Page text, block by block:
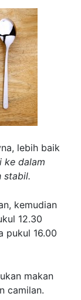
lebih baik
ke dalam
stabil.
kemudian
12.30
pukul 16.00
makan
camilan.